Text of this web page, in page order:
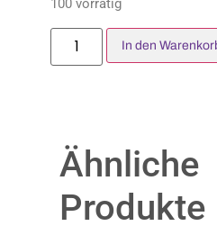
100 vorrätig
In den
Ähnliche
Produkte